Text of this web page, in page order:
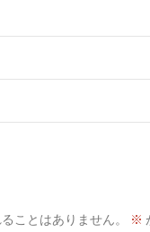
ことはありません。 ※